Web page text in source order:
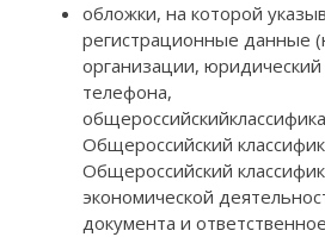
обложки, на которой
регистрационные данные
организации,
телефона,
Общероссийский
Общероссийский
экономической
документа и